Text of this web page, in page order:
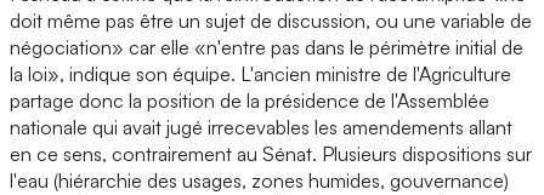
doit même pas être un sujet de discussion, ou une variable de
négociation» car elle «n'entre pas dans le périmètre initial de
la loi», indique son équipe. L'ancien ministre de l'Agriculture
partage donc la position de la présidence de l'Assemblée
nationale qui avait jugé irrecevables les amendements allant
en ce sens, contrairement au Sénat. Plusieurs dispositions sur
l'eau (hiérarchie des usages, zones humides, gouvernance)